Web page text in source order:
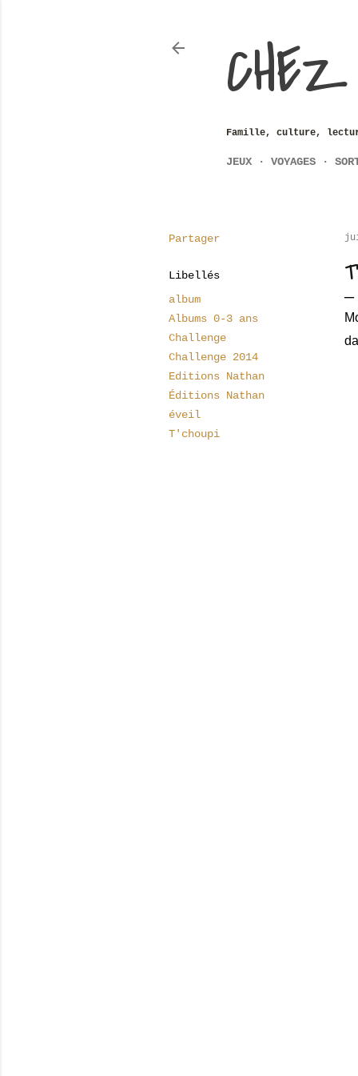
Famille, culture,
JEUX VOYAGES
Partager
Libellés
album
Albums 0-3 ans
Challenge
Challenge 2014
Editions Nathan
Éditions Nathan
éveil
T'choupi